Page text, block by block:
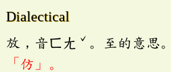
Dialectical
放，音ㄈㄤ ˇ 。至的意思。
「仿」。